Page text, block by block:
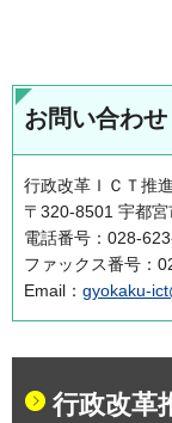
お問い合わせ
行政改革ＩＣＴ推
〒320-8501 宇都
電話番号：028-
ファックス番号：
Email： gyokaku-
行政改革